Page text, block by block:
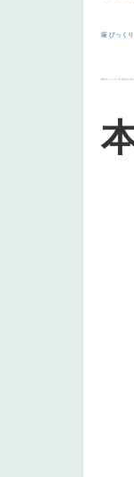
厳 びっくり
画質 last ヴィーナス 剣 白人少女